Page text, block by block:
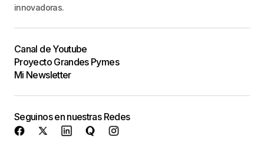
innovadoras.
Canal de Youtube
Proyecto Grandes Pymes
Mi Newsletter
Seguinos en nuestras Redes